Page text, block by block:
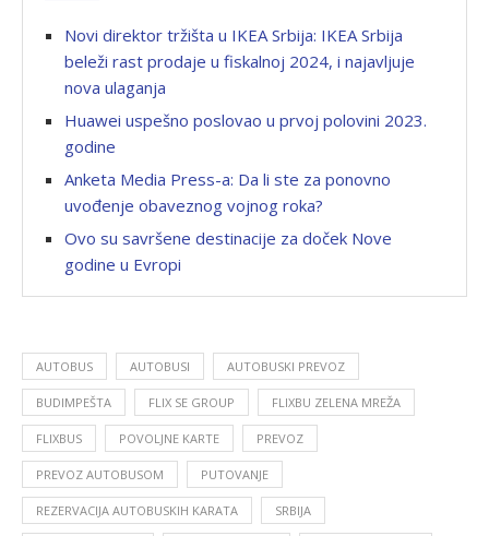
Novi direktor tržišta u IKEA Srbija: IKEA Srbija
beleži rast prodaje u fiskalnoj 2024, i najavljuje
nova ulaganja
Huawei uspešno poslovao u prvoj polovini 2023.
godine
Anketa Media Press-a: Da li ste za ponovno
uvođenje obaveznog vojnog roka?
Ovo su savršene destinacije za doček Nove
godine u Evropi
AUTOBUS AUTOBUSI AUTOBUSKI PREVOZ
BUDIMPEŠTA FLIX SE GROUP FLIXBU ZELENA MREŽA
FLIXBUS POVOLJNE KARTE PREVOZ
PREVOZ AUTOBUSOM PUTOVANJE
REZERVACIJA AUTOBUSKIH KARATA SRBIJA